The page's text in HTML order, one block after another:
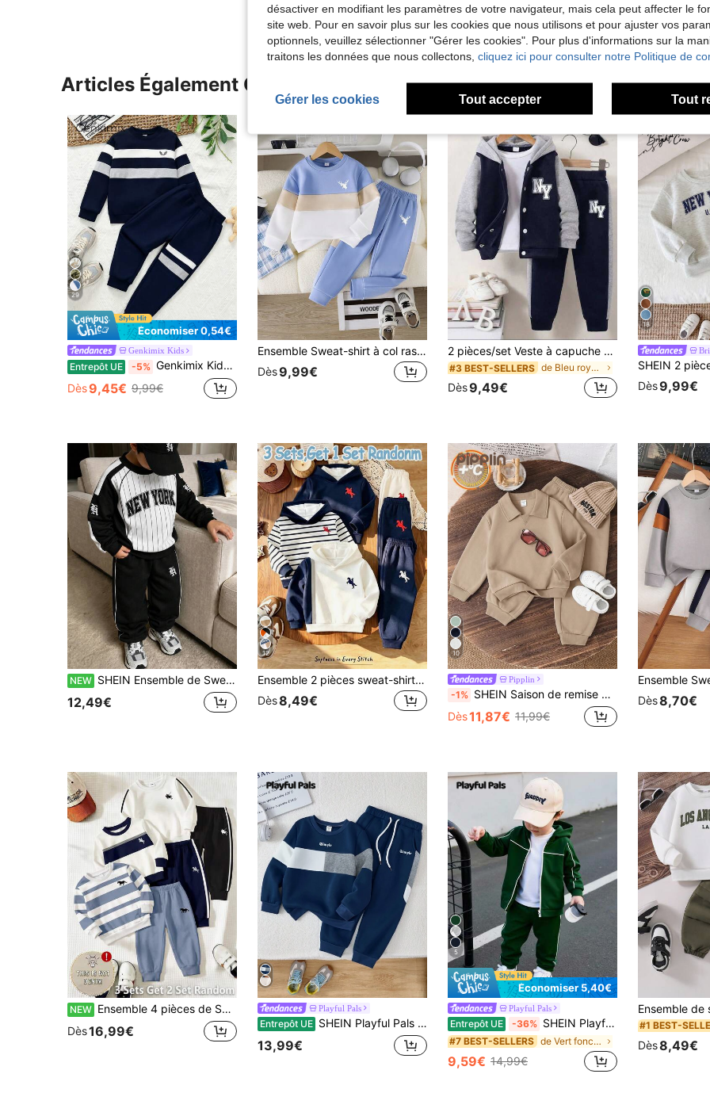
Articles Également Consultés
29
Économiser 0,54€
Genkimix Kids
Entrepôt UE -5% Genkimix Kids 2 pièces/Ensemble Sweat-shirt-shirt + Pantalon décontracté sport chic collégial mignon cool avec motif d'aile et rayures tricolores pour jeune garçon, convient pour le port quotidien, l'école, les sorties, les sports, le printemps & l'automne. Offre de multiples options d'assortiment pour les jeunes garçons, avec un design simple mais à la mode et un port confortable. Cet ensemble de Sweat-shirt-shirt sera un choix pratique et élégant dans la garde-robe des jeunes garçons.
Dès9,45€ 9,99€
Ensemble Sweat-shirt à col ras du cou et pantalon de survêtement imprimé de dessins animés pour tout-petits
Dès9,99€
2 pièces/set Veste à capuche et pantalon décontractés avec imprimé lettres en blocs de couleurs contrastées pour jeune garçon
#3 BEST-SELLERS de Bleu royal Ensembles pour jeunes garçons
Dès9,49€
18
Dès9,99€
NEW SHEIN Ensemble de Sweat-shirt pour garçons (petit), Sweat-shirt pullover col ras-du-cou classique à lettres anglaises New York noir et blanc patchwork tricoté confortable et doux, manches longues, assorti à un pantalon à taille élastique de la même couleur, ensemble pantalon long et manches longues pour garçons, vêtements pour garçons, ensemble 2 pièces pour garçons, convient pour l'automne/l'hiver, convient pour 4-7 ans
12,49€
12
Ensemble 2 pièces sweat-shirt à capuche et pantalon de survêtement décontracté minimaliste coupe ample pour jeunes garçons, adapté à l'automne/hiver, motif rayures bleu marine classique, imprimé logo cavalier cheval exquis
Dès8,49€
10
Pipplin
-1% SHEIN Saison de remise des diplômes Saison de rentrée scolaire Style universitaire Ensemble 2 pièces Jeunes garçons Décontracté Confortable Polyvalent Couleur unie Sweat-shirt-shirt à col revers manches longues et Pantalon long Sweat-shirt-pantalon Survêtement Doublure thermique Épais brossé Vêtements pour jeunes garçons pour l'école
Dès11,87€ 11,99€
Dès8,70€
NEW Ensemble 4 pièces de Sweat-shirt-shirt-shirt à col rond, manches longues, coupe ample et minimaliste décontractée pour jeunes garçons, convient pour l'automne/l'hiver
Dès16,99€
Playful Pals
Entrepôt UE SHEIN Playful Pals 2 pièces Ensemble survêtement et pantalon pour jeune garçon, imprimé lettre "SIMPLE", Sweat-shirt à capuche et pantalon assorti, tenue décontractée confortable pour le quotidien, les sports, la rue, l'école, les assortiments familiaux, automne/hiver
13,99€
5
Économiser 5,40€
Playful Pals
Entrepôt UE -36% SHEIN Playful Pals 2 pièces/Set sweat-shirt à capuche et pantalon pour tout-petits garçons, nouveau pour l'automne/hiver, sweat-shirt à capuche noir avec rayure contrastante blanche, pantalon noir, tenue décontractée confortable pour le port quotidien, assortiment familial/fraternel
#7 BEST-SELLERS de Vert foncé Ensembles pour jeunes garçons
9,59€ 14,99€
#1 BEST-
Dès8,49€
désactiver en modifiant les paramètres de votre navigateur, mais cela peut affecter le
site web. Pour en savoir plus sur les cookies que nous utilisons et pour ajuster vos
optionnels, veuillez sélectionner "Gérer les cookies". Pour plus d'informations sur la
traitons les données que nous collectons, cliquez ici pour consulter notre Politique de
Gérer les cookies Tout accepter Tout